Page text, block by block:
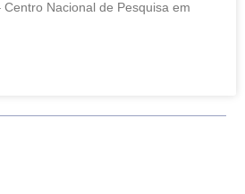
Nacional de Pesquisa em